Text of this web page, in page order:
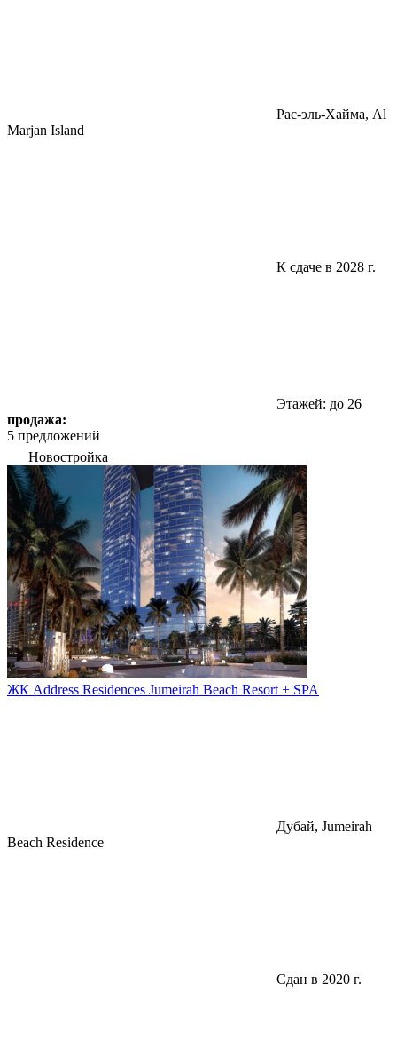
Pac-эль-Хайма, Al
Marjan Island
К сдаче в 2028 г.
Этажей: до 26
продажа:
5 предложений
Новостройка
ЖК Address Residences Jumeirah Beach Resort + SPA
Дубай, Jumeirah
Beach Residence
Сдан в 2020 г.